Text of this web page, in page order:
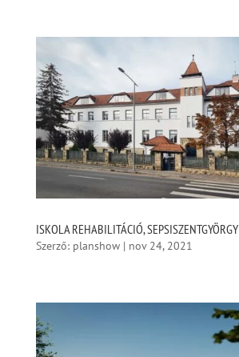
ISKOLA REHABILITÁCIÓ, SEPSISZENTGYÖRGY
Szerző: planshow| nov 24, 2021